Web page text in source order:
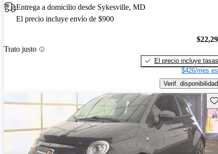
Entrega a domicilio desde Sykesville, MD
El precio incluye envío de $900
Trato justo
El precio incluye tasas
$426/mes
Verif. disponibilidad